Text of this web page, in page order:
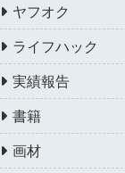
ヤフオク
ライフハック
実績報告
書籍
画材